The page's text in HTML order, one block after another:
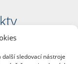
další sledovací nástroje
2